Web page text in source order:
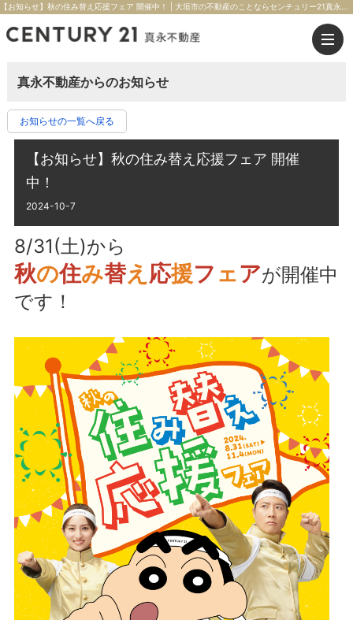
真永不動産からのお知らせ
お知らせの一覧へ戻る
【お知らせ】秋の住み替え応援フェア 開催
中！
2024-10-7
8/31(土)から
秋の住み替え 応援フ ェアが開催中
です！